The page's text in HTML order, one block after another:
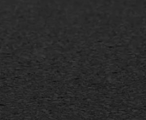
nieuwsbrief
ondernemen